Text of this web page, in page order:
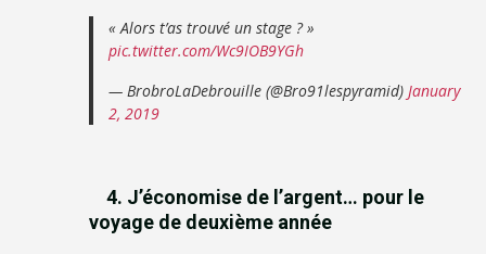
« Alors t’as trouvé un stage ? »
pic.twitter.com/Wc9IOB9YGh
— BrobroLaDebrouille (@Bro91lespyramid)January
2, 2019
4. J’économise de l’argent… pour le
voyage de deuxième année